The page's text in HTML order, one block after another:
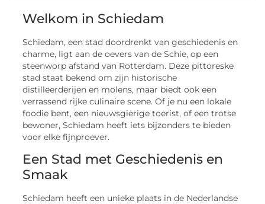
Welkom in Schiedam
Schiedam, een stad doordrenkt van geschiedenis en
charme, ligt aan de oevers van de Schie, op een
steenworp afstand van Rotterdam. Deze pittoreske
stad staat bekend om zijn historische
distilleerderijen en molens, maar biedt ook een
verrassend rijke culinaire scene. Of je nu een lokale
foodie bent, een nieuwsgierige toerist, of een trotse
bewoner, Schiedam heeft iets bijzonders te bieden
voor elke fijnproever.
Een Stad met Geschiedenis en
Smaak
Schiedam heeft een unieke plaats in de Nederlandse